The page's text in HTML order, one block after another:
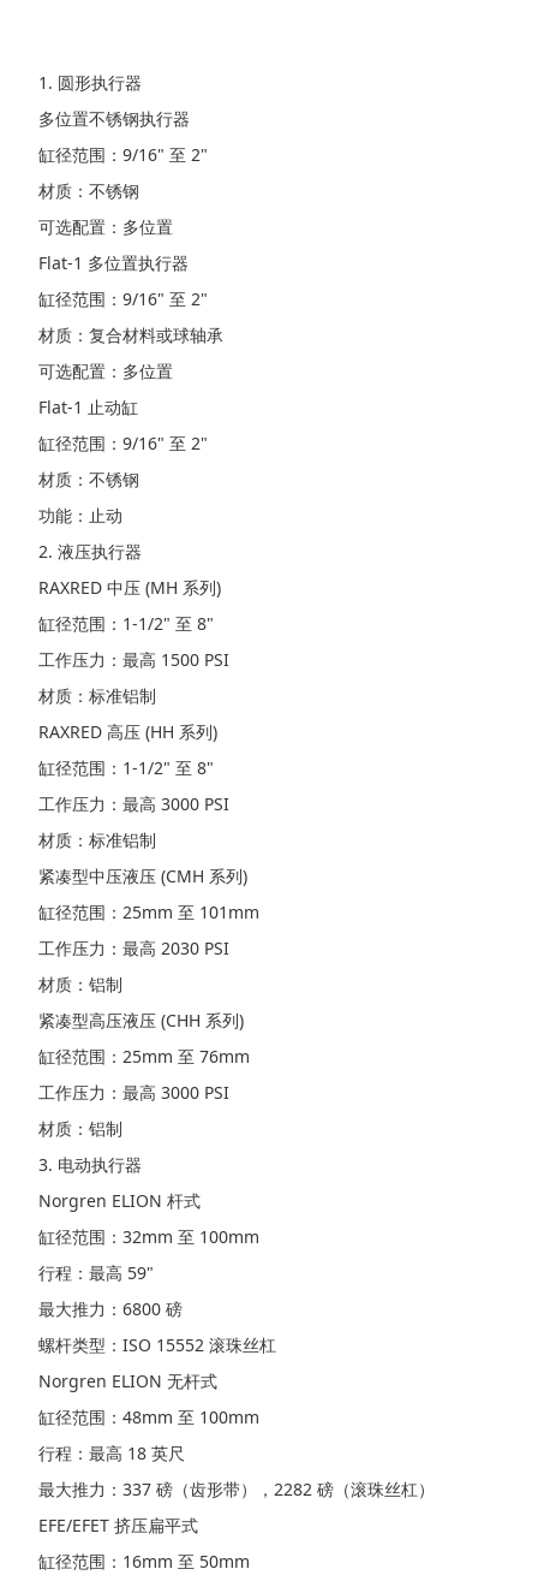
1. 圆形执行器
多位置不锈钢执行器
缸径范围：9/16" 至 2"
材质：不锈钢
可选配置：多位置
Flat-1 多位置执行器
缸径范围：9/16" 至 2"
材质：复合材料或球轴承
可选配置：多位置
Flat-1 止动缸
缸径范围：9/16" 至 2"
材质：不锈钢
功能：止动
2. 液压执行器
RAXRED 中压 (MH 系列)
缸径范围：1-1/2" 至 8"
工作压力：最高 1500 PSI
材质：标准铝制
RAXRED 高压 (HH 系列)
缸径范围：1-1/2" 至 8"
工作压力：最高 3000 PSI
材质：标准铝制
紧凑型中压液压 (CMH 系列)
缸径范围：25mm 至 101mm
工作压力：最高 2030 PSI
材质：铝制
紧凑型高压液压 (CHH 系列)
缸径范围：25mm 至 76mm
工作压力：最高 3000 PSI
材质：铝制
3. 电动执行器
Norgren ELION 杆式
缸径范围：32mm 至 100mm
行程：最高 59"
最大推力：6800 磅
螺杆类型：ISO 15552 滚珠丝杠
Norgren ELION 无杆式
缸径范围：48mm 至 100mm
行程：最高 18 英尺
最大推力：337 磅（齿形带），2282 磅（滚珠丝杠）
EFE/EFET 挤压扁平式
缸径范围：16mm 至 50mm